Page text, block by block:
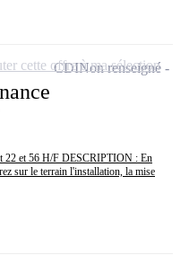
22 et 56 H/F DESCRIPTION : En
sur le terrain l'installation, la mise
CDINon renseigné
cette offre à ma sélection